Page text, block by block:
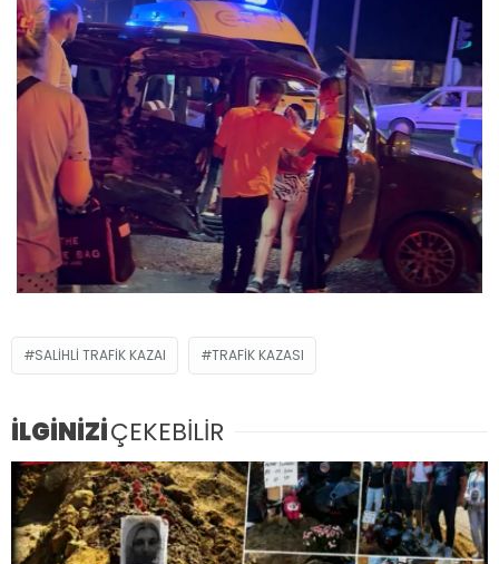
SALIHLI TRAFIK KAZAI TRAFIK KAZASI
İLGİNİZİÇEKEBİLİR